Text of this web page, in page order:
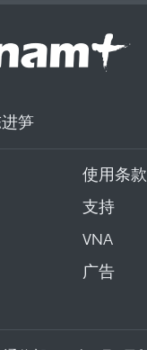
笋
使用条款
支持
VNA
广告